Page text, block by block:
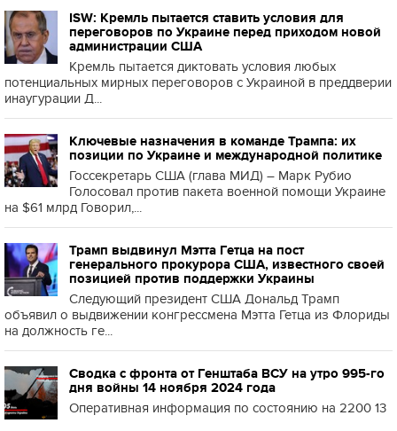
ISW: Кремль пытается ставить условия для
переговоров по Украине перед приходом новой
администрации США
Кремль пытается диктовать условия любых
потенциальных мирных переговоров с Украиной в преддверии
инаугурации Д...
Ключевые назначения в команде Трампа: их
позиции по Украине и международной политике
Госсекретарь США (глава МИД) – Марк Рубио
Голосовал против пакета военной помощи Украине
на $61 млрд Говорил,...
Трамп выдвинул Мэтта Гетца на пост
генерального прокурора США, известного своей
позицией против поддержки Украины
Следующий президент США Дональд Трамп
объявил о выдвижении конгрессмена Мэтта Гетца из Флориды
на должность ге...
Сводка с фронта от Генштаба ВСУ на утро 995-го
дня войны 14 ноября 2024 года
Оперативная информация по состоянию на 2200 13